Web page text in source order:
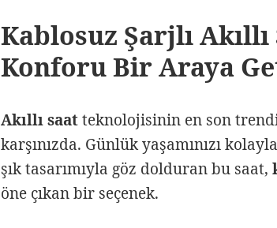
Kablosuz Şarjlı Akıllı
Konforu Bir Araya
Akıllı saatteknolojisinin en son
karşınızda. Günlük yaşamınızı
şık tasarımıyla göz dolduran bu saat,
öne çıkan bir seçenek.